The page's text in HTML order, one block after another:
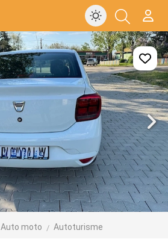
Auto moto Autoturisme